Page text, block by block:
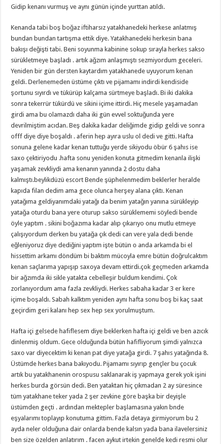
Gidip kenanı vurmuş ve aynı günün içinde yurttan atıldı.
Kenanda tabi boş boğaz iftiharsız yatakhanedeki herkese anlatmış
bundan bundan tartışma ettik diye. Yatakhanedeki herkesin bana
bakışı değişti tabi. Beni soyunma kabinine sokup sırayla herkes sakso
sürükletmeye başladı . artık ağzım anlaşmıştı sezmiyordum geceleri.
Yeniden bir gün dersten kaytardım yatakhanede uyuyorum kenan
geldi. Derlenemeden üstüme çıktı ve pijamamı indirdi kendiside
şortunu sıyırdı ve tükürüp kalçama sürtmeye başladı. Bi iki dakika
sonra tekerrür tükürdü ve sikini içime ittirdi. Hiç mesele yaşamadan
girdi ama bu olamazdı daha iki gün evvel soktuğunda yere
devrilmiştim acıdan. Beş dakika kadar deliğimde gidip geldi ve sonra
offf diye diye boşaldı . aferin hep ayıra uslu ol dedi ve gitti. Hafta
sonuna gelene kadar kenan tuttuğu yerde sikiyodu öbür 6 şahıs ise
saxo çektiriyodu .hafta sonu yeniden konuta gitmedim kenanla ilişki
yaşamak zevkliydi ama kenanın yanında 2 dostu daha
kalmıştı.beylikdüzü escort Bende şüphelenmedim beklerler heralde
kapıda filan dedim ama gece olunca herşey alana çıktı. Kenan
yatağıma geldiyanımdaki yatağı da benim yatağın yanına sürükleyip
yatağa oturdu bana yere oturup sakso sürüklememi söyledi bende
öyle yaptım . sikini boğazıma kadar alıp çıkarıyo onu mutlu etmeye
çalışıyordum derken bu yatağa çık dedi can vere yala dedi bende
eğleniyoruz diye dediğini yaptım işte bütün o anda arkamda bi el
hissettim arkamı döndüm bi baktım mücoyla emre bütün doğrulcaktım
kenan saçlarıma yapışıp saxoya devam ettirdi.çok geçmeden arkamda
bir ağzımda iki sikle yatakta cebelleşir buldum kendimi. Çok
zorlanıyordum ama fazla zevkliydi. Herkes sabaha kadar 3 er kere
içime boşaldı. Sabah kalktım yeniden aynı hafta sonu boş bi kaç saat
geçirdim geri kalanı hep sex hep sex yorulmuştum.
Hafta içi gelsede hafiflesem diye beklerken hafta içi geldi ve ben azıcık
dinlenmiş oldum. Gece olduğunda bütün hafifliyorum şimdi yalnızca
saxo var diyecektim ki kenan pat diye yatağa girdi. 7 şahıs yatağında 8.
Üstümde herkes bana bakıyodu. Pijamamı sıyırıp gençler bu çocuk
artık bu yatakhanenin orospusu saklanarak iş yapmaya gerek yok işini
herkes burda görsün dedi. Ben yataktan hiç çıkmadan 2 ay süresince
tüm yatakhane teker yada 2 şer zevkine göre başka bir deyişle
üstümden geçti . ardından mektepler başlamasına yakın bnde
eşyalarımı toplayıp konutuma gittim. Fazla detaya girmiyorum bu 2
ayda neler olduğuna dair onlarda bende kalsın yada bana ilavelersiniz
ben size özelden anlatırım . facen aykut irtekin genelde kedi resmi olur